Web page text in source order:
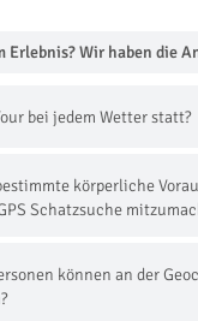
Erlebnis? Wir haben die
bei jedem Wetter statt?
körperliche
Schatzsuche
können an der